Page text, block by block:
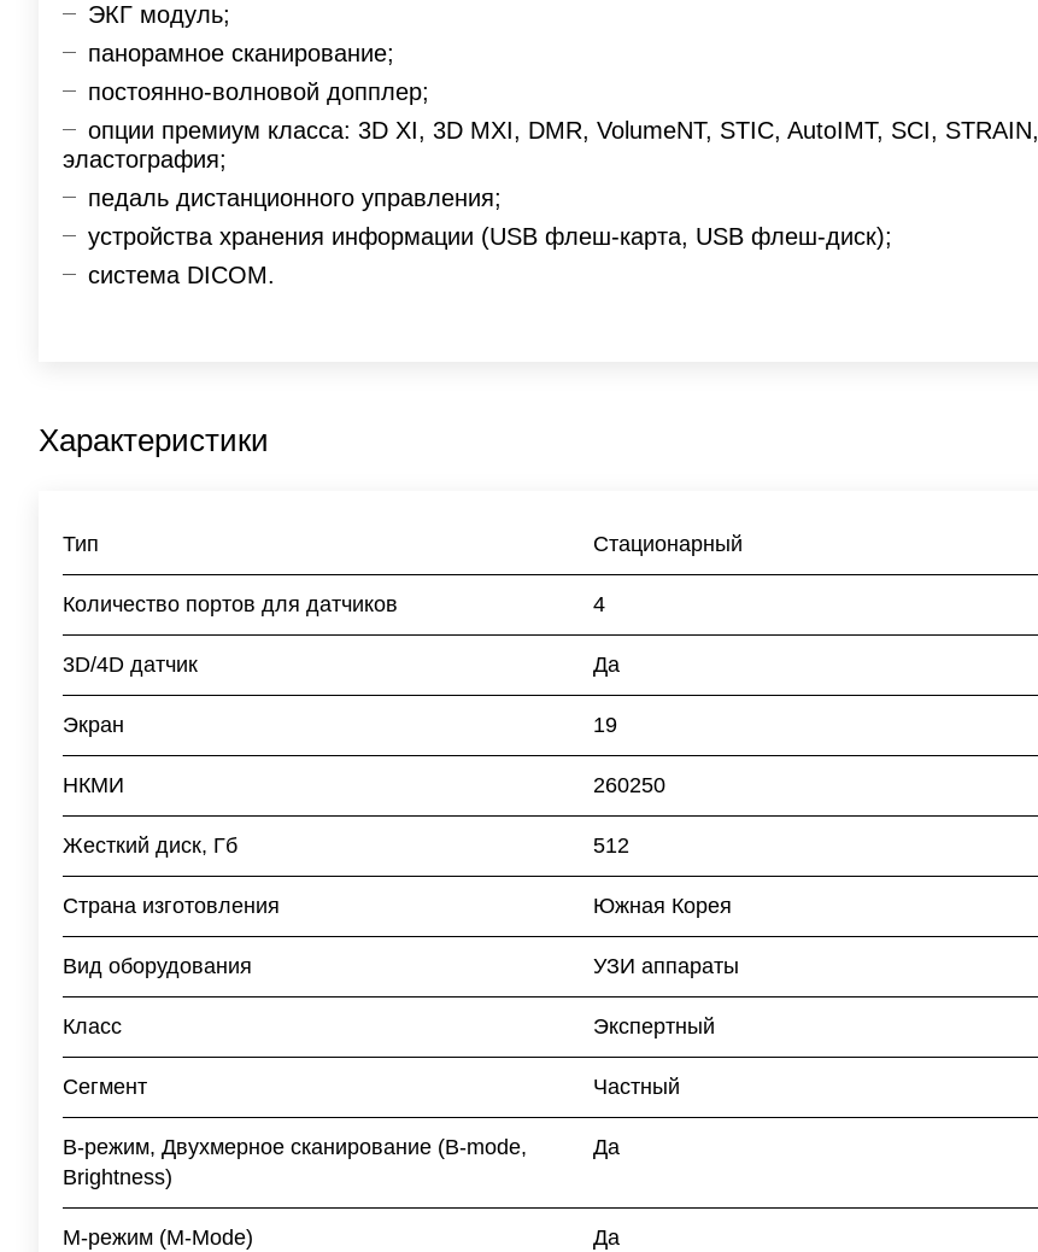
ЭКГ модуль;
панорамное сканирование;
постоянно-волновой допплер;
опции премиум класса: 3D XI, 3D MXI, DMR, VolumeNT, STIC, AutoIMT, SCI, STRAIN,
эластография;
педаль дистанционного управления;
устройства хранения информации (USB флеш-карта, USB флеш-диск);
система DICOM.
Характеристики
Тип Стационарный
Количество портов для датчиков 4
3D/4D датчик Да
Экран 19
НКМИ 260250
Жесткий диск, Гб 512
Страна изготовления Южная Корея
Вид оборудования УЗИ аппараты
Класс Экспертный
Сегмент Частный
B-режим, Двухмерное сканирование (B-mode,
Brightness)
Да
M-режим (M-Mode) Да